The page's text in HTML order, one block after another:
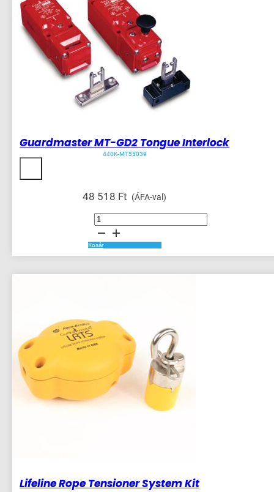
Guardmaster MT-GD2 Tongue Interlock
440K-MT55039
48 518 Ft (ÁFA-val)
Guardmaster
MT-
Tongue
Interlock
mennyiség
Kosár
Lifeline Rope Tensioner System Kit